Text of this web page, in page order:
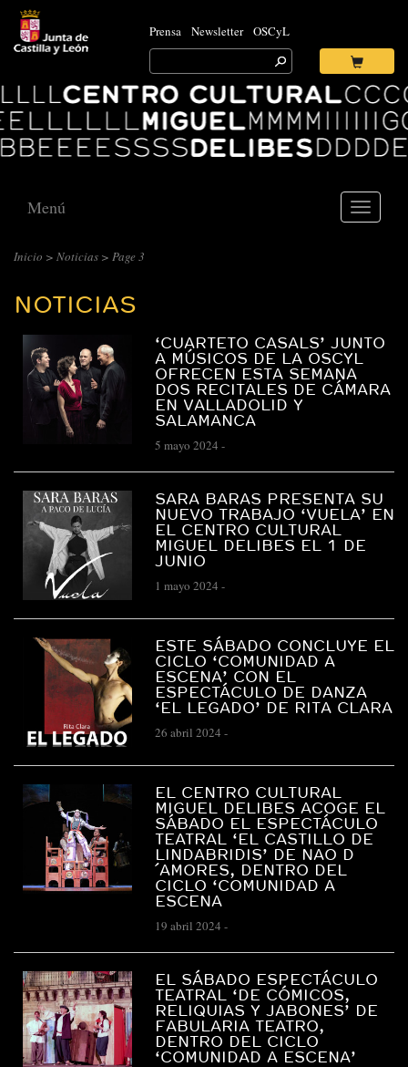
Prensa Newsletter OSCyL
Search
for:
Ok
Centro
Cultural
Miguel
Delibes
Toggle
Menú
CENTRO
MIGUEL
DELIBES
::
ARCHIVO
Inicio > Noticias > Page 3
NOTICIAS
‘CUARTETO CASALS’ JUNTO
A MÚSICOS DE LA OSCYL
OFRECEN ESTA SEMANA
DOS RECITALES DE CÁMARA
EN VALLADOLID Y
SALAMANCA
5 mayo 2024 -
SARA BARAS PRESENTA SU
NUEVO TRABAJO ‘VUELA’ EN
EL CENTRO CULTURAL
MIGUEL DELIBES EL 1 DE
JUNIO
1 mayo 2024 -
ESTE SÁBADO CONCLUYE EL
CICLO ‘COMUNIDAD A
ESCENA’ CON EL
ESPECTÁCULO DE DANZA
‘EL LEGADO’ DE RITA CLARA
26 abril 2024 -
EL CENTRO CULTURAL
MIGUEL DELIBES ACOGE EL
SÁBADO EL ESPECTÁCULO
TEATRAL ‘EL CASTILLO DE
LINDABRIDIS’ DE NAO D
´AMORES, DENTRO DEL
CICLO ‘COMUNIDAD A
ESCENA
19 abril 2024 -
EL SÁBADO ESPECTÁCULO
TEATRAL ‘DE CÓMICOS,
RELIQUIAS Y JABONES’ DE
FABULARIA TEATRO,
DENTRO DEL CICLO
‘COMUNIDAD A ESCENA’